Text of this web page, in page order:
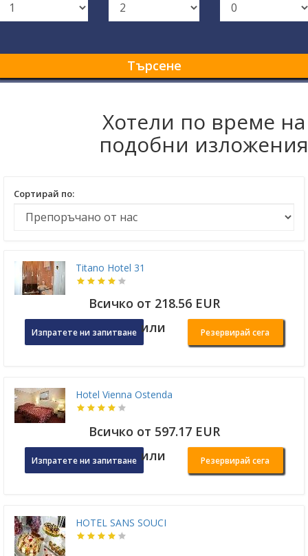
Търсене
Хотели по време на
подобни изложения
Сортирай по:
Titano Hotel 31
Всичко от 218.56 EUR
Изпратете ни запитване или Резервирай сега
Hotel Vienna Ostenda
Всичко от 597.17 EUR
Изпратете ни запитване или Резервирай сега
HOTEL SANS SOUCI